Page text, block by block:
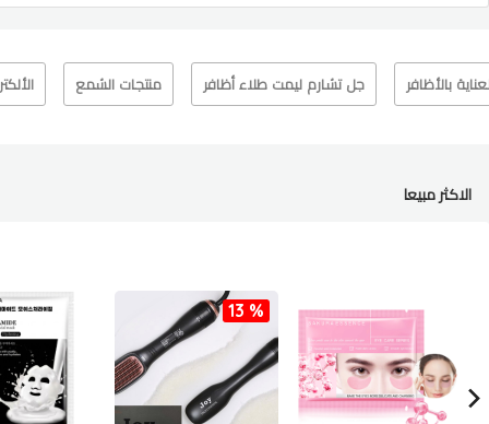
بالأظافر جل تشارم ليمت طلاء أظافر منتجات الشمع
الاكثر مبيعا
13 %